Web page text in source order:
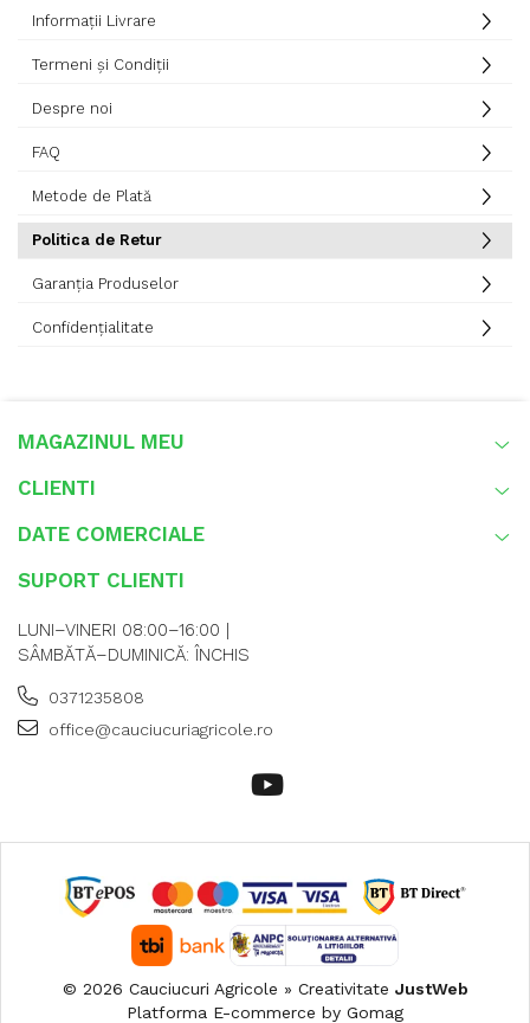
Informații Livrare
Termeni și Condiții
Despre noi
FAQ
Metode de Plată
Politica de Retur
Garanția Produselor
Confidențialitate
MAGAZINUL MEU
CLIENTI
DATE COMERCIALE
SUPORT CLIENTI
LUNI–VINERI 08:00–16:00 |
SÂMBĂTĂ–DUMINICĂ: ÎNCHIS
0371235808
office@cauciucuriagricole.ro
© 2026 Cauciucuri Agricole » Creativitate JustWeb
Platforma E-commerce by Gomag